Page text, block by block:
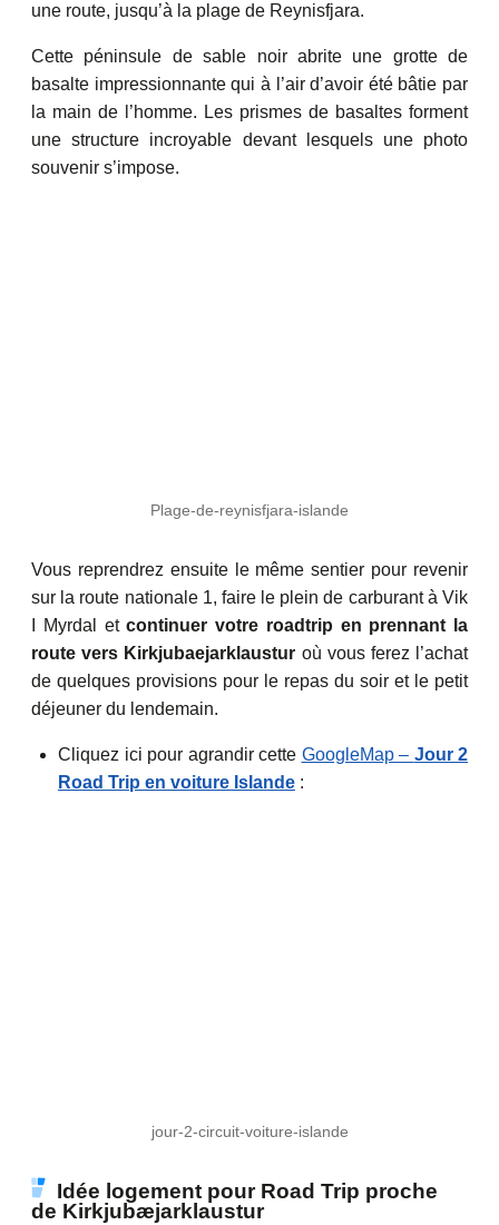
une route, jusqu’à la plage de Reynisfjara.
Cette péninsule de sable noir abrite une grotte de
basalte impressionnante qui à l’air d’avoir été bâtie par
la main de l’homme. Les prismes de basaltes forment
une structure incroyable devant lesquels une photo
souvenir s’impose.
Plage-de-reynisfjara-islande
Vous reprendrez ensuite le même sentier pour revenir
sur la route nationale 1, faire le plein de carburant à Vik
I Myrdal etcontinuer votre roadtrip en prennant la
route vers Kirkjubaejarklaustur où vous ferez l’achat
de quelques provisions pour le repas du soir et le petit
déjeuner du lendemain.
Cliquez ici pour agrandir cette GoogleMap – Jour 2
Road Trip en voiture Islande :
jour-2-circuit-voiture-islande
Idée logement pour Road Trip proche
de Kirkjubæjarklaustur